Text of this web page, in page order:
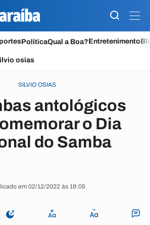
PolíticaQual a Boa?Entretenimento
osias
SILVIO OSIAS
antológicos
o Dia
do Samba
em 02/12/2022 às 19:05